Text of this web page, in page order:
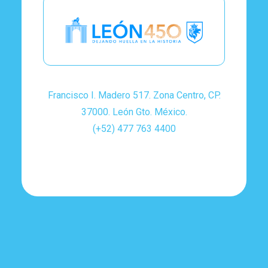
Francisco I. Madero 517. Zona Centro, CP.
37000. León Gto. México.
(+52) 477 763 4400